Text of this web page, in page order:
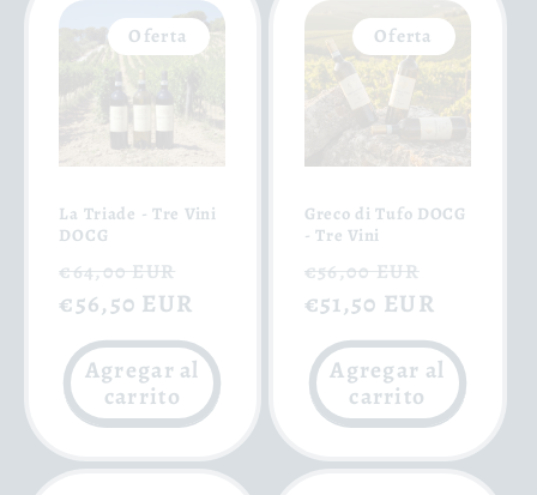
Oferta
La Triade - Tre Vini
DOCG
Precio
habitual
€64,00 EUR
de
oferta
€56,50 EUR
Agregar al
carrito
Oferta
Greco di Tufo DOCG
- Tre Vini
Precio
habitual
€56,00 EUR
oferta
€51,50 EUR
Agregar al
carrito